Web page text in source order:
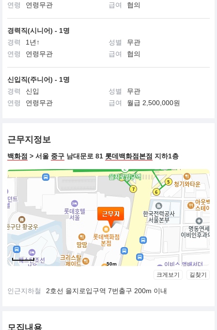
연령
연령무관 급여 협의
경력직(시니어) - 1명
경력
1년↑ 성별
무관
연령
연령무관 급여 협의
신입직(주니어) - 1명
경력
신입 성별
무관
연령
연령무관 급여 월급 2,500,000원
근무지정보
백화점 > 서울 중구 남대문로 81 롯데백화점본점 지하1층
50m
크게보기 길찾기
인근지하철 2호선 을지로입구역 7번출구 200m 이내
모집내용